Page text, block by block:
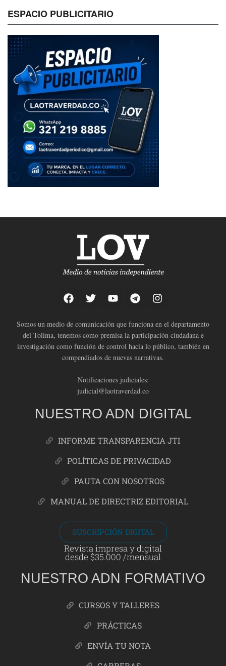
ESPACIO PUBLICITARIO
Somos un medio de comunicación que funciona en el departamento
del Tolima, tenemos como premisa la participación ciudadana e
investigación como función de control hacia lo público, también en
compendiados de nuevas narrativas.
Notificaciones judiciales:
judicial@laotraverdad.co
NUESTRO ADN DIGITAL
INFORME TRANSPARENCIA JTI
POLÍTICAS DE PRIVACIDAD
PAUTA CON NOSOTROS
MANUAL DE DIRECTRIZ EDITORIAL
SUSCRIPCIÓN DIGITAL
Revista impresa y digital
desde $35.000 /mensual
NUESTRO ADN FORMATIVO
CURSOS Y TALLERES
PRÁCTICAS
ENVÍA TU NOTA